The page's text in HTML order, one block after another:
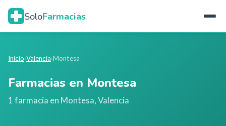
SoloFarmacias
Inicio›Valencia›Montesa
Farmacias en Montesa
1 farmacia en Montesa,Valencia